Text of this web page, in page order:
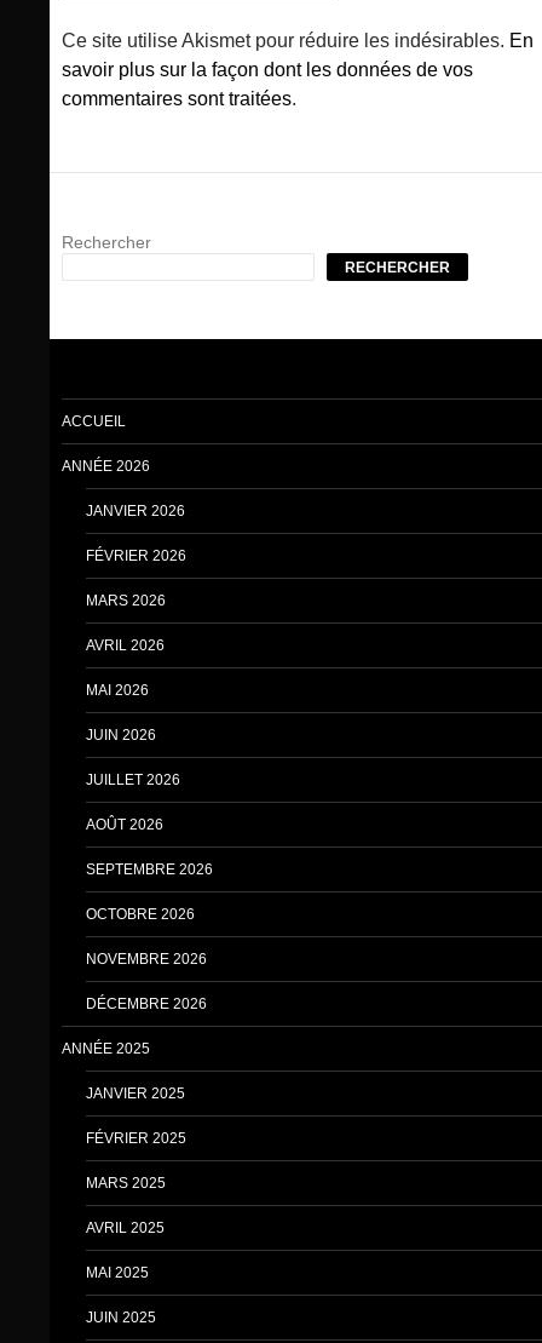
Ce site utilise Akismet pour réduire les indésirables. En
savoir plus sur la façon dont les données de vos
commentaires sont traitées.
Rechercher
RECHERCHER
ACCUEIL
ANNÉE 2026
JANVIER 2026
FÉVRIER 2026
MARS 2026
AVRIL 2026
MAI 2026
JUIN 2026
JUILLET 2026
AOÛT 2026
SEPTEMBRE 2026
OCTOBRE 2026
NOVEMBRE 2026
DÉCEMBRE 2026
ANNÉE 2025
JANVIER 2025
FÉVRIER 2025
MARS 2025
AVRIL 2025
MAI 2025
JUIN 2025